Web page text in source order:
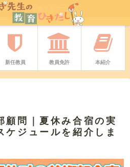
をやさしく応援するブログ －
新任教員 教員免許 本紹介
顧問｜夏休み合宿の実
ケジュールを紹介しま